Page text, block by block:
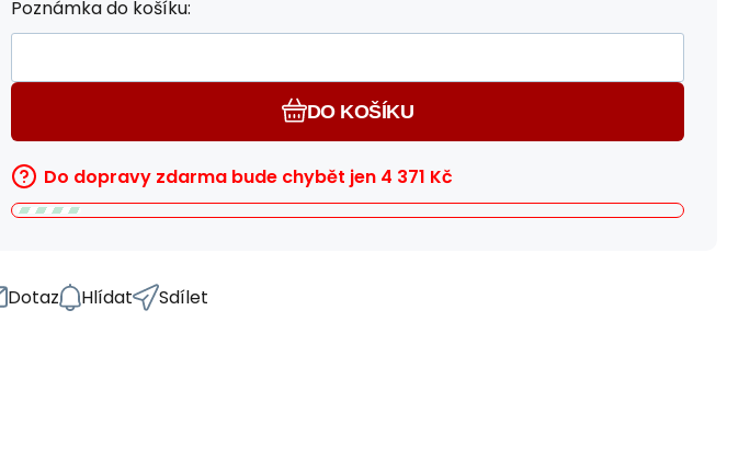
Poznámka do košíku:
DO KOŠÍKU
Do dopravy zdarma bude chybět jen 4 371 Kč
Dotaz Hlídat Sdílet